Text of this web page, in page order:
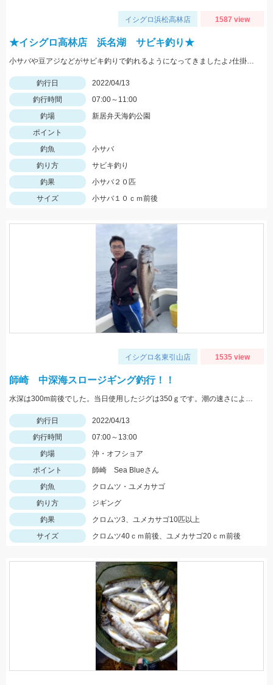
イシグロ浜松高林店 1587 view
★イシグロ高林店 浜名湖 サビキ釣り★
小サバや豆アジなどがサビキ釣りで釣れるようになってきましたよ♪仕掛けは、２～３号のサビキ仕掛がおすすめ！
釣行日
2022/04/13
釣行時間
07:00～11:00
釣場
新居弁天海釣公園
ポイント
釣魚
小サバ
釣り方
サビキ釣り
釣果
小サバ２０匹
サイズ
小サバ１０ｃｍ前後
イシグロ名東引山店 1535 view
師崎 中深海スロージギング釣行！！
水深は300m前後でした。当日使用したジグは350ｇです。潮の速さによって使用する重さが変わるのでジグは多めに持って行ったほうが良いですよ！
釣行日
2022/04/13
釣行時間
07:00～13:00
釣場
沖・オフショア
ポイント
師崎 Sea Blueさん
釣魚
クロムツ・ユメカサゴ
釣り方
ジギング
釣果
クロムツ3、ユメカサゴ10匹以上
サイズ
クロムツ40ｃｍ前後、ユメカサゴ20ｃｍ前後